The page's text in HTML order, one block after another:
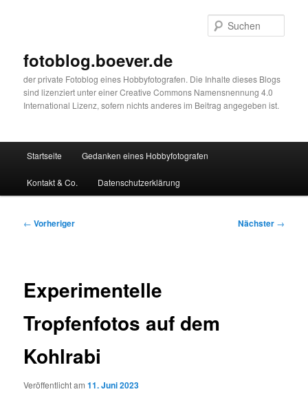
fotoblog.boever.de
der private Fotoblog eines Hobbyfotografen. Die Inhalte dieses Blogs
sind lizenziert unter einer Creative Commons Namensnennung 4.0
International Lizenz, sofern nichts anderes im Beitrag angegeben ist.
Startseite Gedanken eines Hobbyfotografen
Kontakt & Co. Datenschutzerklärung
Beitragsnavigation
← Vorheriger Nächster →
Experimentelle
Tropfenfotos auf dem
Kohlrabi
Veröffentlicht am11. Juni 2023